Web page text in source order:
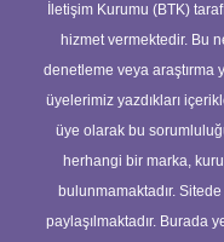
İletişim Kurumu (BTK)
hizmet vermektedir. Bu
denetleme veya araştırma
üyelerimiz yazdıkları
üye olarak bu
herhangi bir marka,
bulunmamaktadır. Sitede
paylaşılmaktadır. Burada